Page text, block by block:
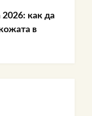
2026: как да
в